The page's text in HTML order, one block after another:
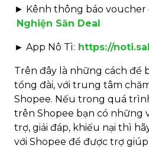
► Kênh thông báo voucher
Nghiện Săn Deal
► App Nô Tì: https://
Trên đây là những cách để
tổng đài, với trung tâm
Shopee. Nếu trong quá
trên Shopee bạn có những
trợ, giải đáp, khiếu nại thì
với Shopee để được trợ